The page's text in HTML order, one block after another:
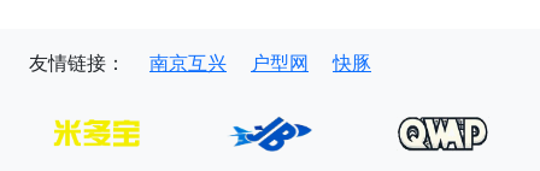
友情链接： 南京互兴 户型网 快豚